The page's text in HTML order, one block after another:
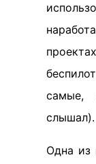
самые,
слышал).
Одна из